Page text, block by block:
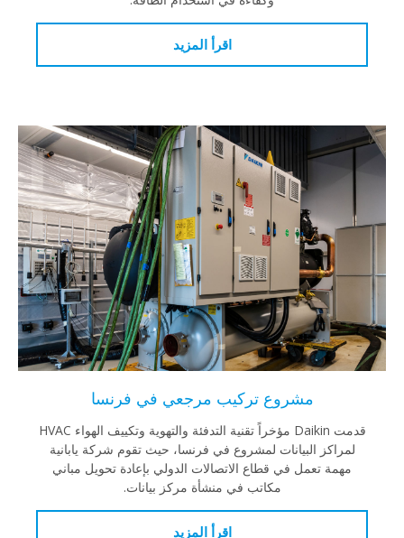
اقرأ المزيد
مشروع تركيب مرجعي في فرنسا
قدمت Daikin مؤخراً تقنية التدفئة والتهوية وتكييف الهواء HVAC
لمراكز البيانات لمشروع في فرنسا، حيث تقوم شركة يابانية
مهمة تعمل في قطاع الاتصالات الدولي بإعادة تحويل مباني
مكاتب في منشأة مركز بيانات.
اقرأ المزيد